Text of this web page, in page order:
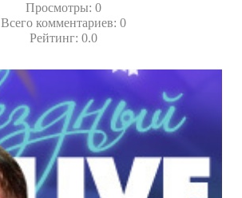
Просмотры: 0
Всего комментариев: 0
Рейтинг: 0.0